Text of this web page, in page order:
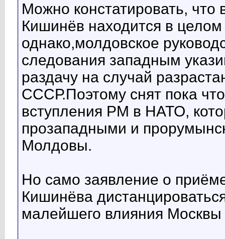
Можно констатировать,
Кишинёв находится в
однако,молдовское
следования западным
раздачу на случай
СССР.Поэтому снят пока
вступления РМ в НАТО,
прозападными и
Молдовы.
Но само заявление о
Кишинёва
малейшего влияния Москвы